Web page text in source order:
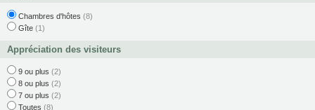
Chambres d'hôtes (8)
Gîte (1)
Appréciation des visiteurs
9 ou plus (2)
8 ou plus (2)
7 ou plus (2)
Toutes (8)